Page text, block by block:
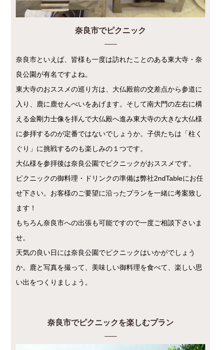
奈良市でピクニック
奈良市といえば、皆様も一度は訪れたことのある東大寺・奈
良公園が有名ですよね。
東大寺のおススメの巡り方は、大仏殿前の交差点から参道に
入り、鹿に鹿せんべいをあげます。そして南大門の左右に構
える金剛力士像を拝んで大仏殿へ進み東大寺の大きな大仏様
に参拝するのが定番ではないでしょうか。子供たちは「柱く
ぐり」に挑戦するのも楽しみの１つです。
大仏様を参拝後は奈良公園でピクニックがおススメです。
ピクニックの御料理・ドリンクの準備は弊社2ndTableにお任
せ下さい。お客様のご要望に沿ったプランを一緒に考案致し
ます！
もちろん奈良市への出張も可能ですので一度ご相談下さいま
せ。
天気の良い日には奈良公園でピクニックはいかがでしょう
か。鹿と写真を撮って、美味しい御料理を食べて、楽しい思
い出をつくりましょう。
奈良市でピクニックを楽しむプラン